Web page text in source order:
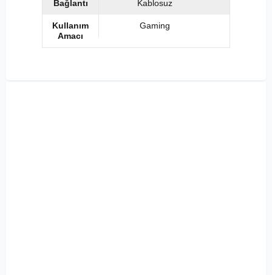
Bağlantı Kablosuz
Kullanım
Amacı
Gaming